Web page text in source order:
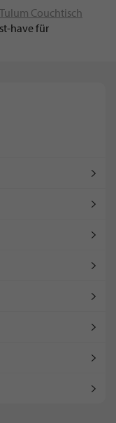
Couchtisch
have für